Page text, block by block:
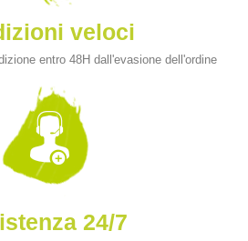
veloci
entro 48H dall'evasione dell'ordine
24/7